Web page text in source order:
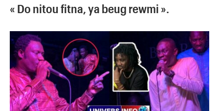
« Do nitou fitna, ya beug rewmi ».